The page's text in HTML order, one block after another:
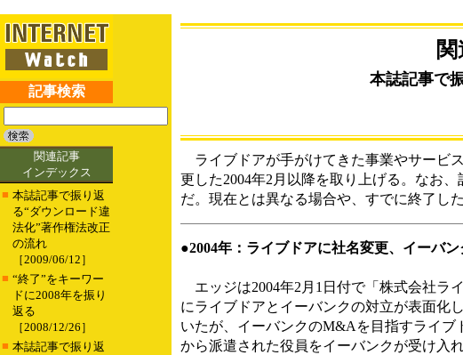
記事検索
関連記事
インデックス
■ 本誌記事で振り返
る“ダウンロード違
法化”著作権法改正
の流れ
［2009/06/12］
■ “終了”をキーワー
ドに2008年を振り
返る
［2008/12/26］
■ 本誌記事で振り返
本誌記事で
ライブドアが手がけてきた事業やサービ
更した2004年2月以降を取り上げる。なお
だ。現在とは異なる場合や、すでに終了し
●2004年：ライブドアに社名変更、イーバ
エッジは2004年2月1日付で「株式会社ラ
にライブドアとイーバンクの対立が表面化
いたが、イーバンクのM&Aを目指すライブ
から派遣された役員をイーバンクが受け入